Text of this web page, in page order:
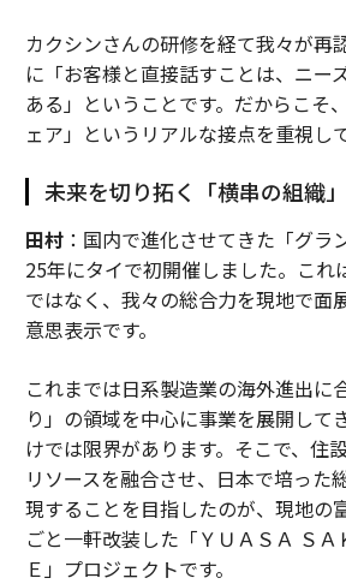
カクシンさんの研修を経て我々が再
に「お客様と直接話すことは、ニー
ある」ということです。だからこそ
ェア」というリアルな接点を重視し
未来を切り拓く「横串の組織
田村：国内で進化させてきた「グラ
25年にタイで初開催しました。これ
ではなく、我々の総合力を現地で面
意思表示です。
これまでは日系製造業の海外進出に
り」の領域を中心に事業を展開して
けでは限界があります。そこで、住
リソースを融合させ、日本で培った
現することを目指したのが、現地の
ごと一軒改装した「ＹＵＡＳＡ ＳＡ
Ｅ」プロジェクトです。